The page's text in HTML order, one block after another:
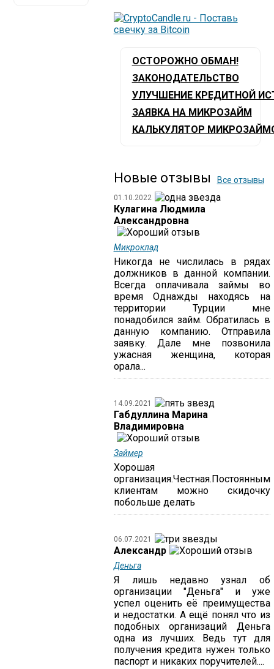
ОСТОРОЖНО ОБМАН!
ЗАКОНОДАТЕЛЬСТВО
УЛУЧШЕНИЕ КРЕДИТНОЙ
ЗАЯВКА НА МИКРОЗАЙМ
КАЛЬКУЛЯТОР
Новые отзывы Все отзывы
01.10.2022
Кулагина Людмила
Александровна
Микроклад
Никогда не числилась в рядах
должников в данной компании.
Всегда оплачивала займы во
время Однажды находясь на
территории Турции мне
понадобился займ. Обратилась в
данную компанию. Отправила
заявку. Дале мне позвонила
ужасная женщина, которая
орала...
14.09.2021
Габдуллина Марина
Владимировна
Займер
Хорошая
организация.Честная.Постоянным
клиентам можно скидочку
побольше делать
06.07.2021
Александр
Деньга
Я лишь недавно узнал об
организации "Деньга" и уже
успел оценить её преимущества
и недостатки. А ещё понял что из
подобных организаций Деньга
одна из лучших. Ведь тут для
получения кредита нужен только
паспорт и никаких поручителей....